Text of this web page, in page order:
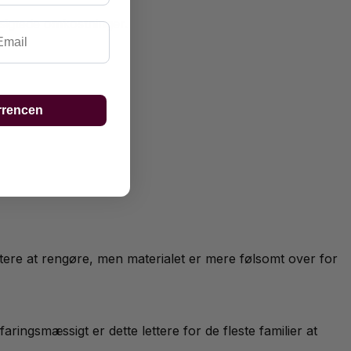
omkostninger.
at rengøre, men materialet er mere følsomt over for
er dette lettere for de fleste familier at